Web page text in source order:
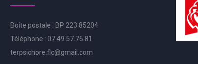
Boite postale : BP 223 85204
Téléphone : 07.49.57.76.81
terpsichore.flc@gmail.com